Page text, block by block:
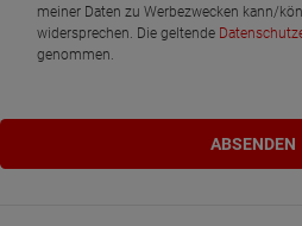
meiner Daten zu Werbezwecken kann/
widersprechen. Die geltende
genommen.